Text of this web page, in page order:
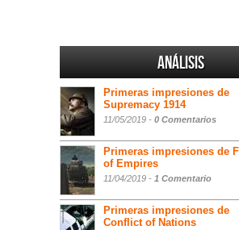
Análisis
Primeras impresiones de
Supremacy 1914
11/05/2019 - 0 Comentarios
Primeras impresiones de
of Empires
11/04/2019 - 1 Comentario
Primeras impresiones de
Conflict of Nations